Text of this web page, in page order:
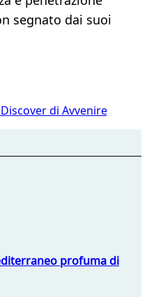
segnato dai suoi
di Avvenire
profuma di